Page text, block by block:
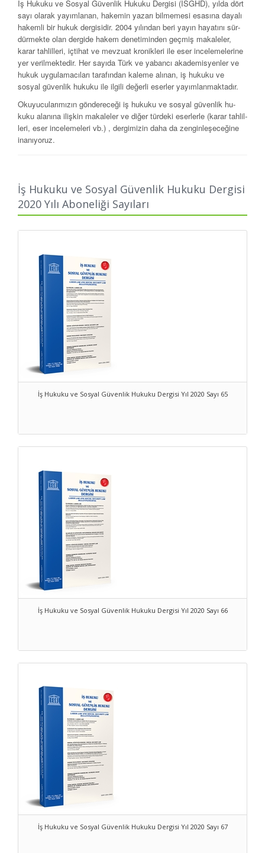
İş Hukuku ve Sosyal Güvenlik Hukuku Dergisi (İSGHD), yılda dört
sayı olarak yayımlanan, hakemin yazarı bilmemesi esasına da­yalı
hakemli bir hukuk dergisidir. 2004 yılından beri yayın hayatını sür­
dürmekte olan dergide hakem denetiminden geçmiş makaleler,
karar tahlilleri, içtihat ve mevzuat kronikleri ile eser incelemelerine
yer veril­mektedir. Her sayıda Türk ve yabancı akademisyenler ve
hukuk uygu­lamacıları tarafından kaleme alınan, iş hukuku ve
sosyal güvenlik hu­kuku ile ilgili değerli eserler yayımlanmaktadır.
Okuyucularımızın göndereceği iş hukuku ve sosyal güvenlik hu­
kuku alanına ilişkin makaleler ve diğer türdeki eserlerle (karar tahlil­
leri, eser incelemeleri vb.) , dergimizin daha da zenginleşeceğine
inanı­yoruz.
peer-reviewed
academic law journal published regularly three four a
year, concentrating on issues of civil procedure, enforcement and
insolvency law and considers for publication articles, case notes
reviews. It has been in publication since 2004. Each issue
law bulletin/journal, authored by scholars and practitioners around
the globe.
We welcome your contributions in the form of articles, notes,
comments or reviews on topics reflecting a broad range of
perspectives on labor law and social security law bulletin/journal;
with your contributions and support our journal will progress.
İş Hukuku ve Sosyal Güvenlik Hukuku Dergisi
2020 Yılı Aboneliği Sayıları
İş Hukuku ve Sosyal Güvenlik Hukuku Dergisi Yıl 2020 Sayı 65
İş Hukuku ve Sosyal Güvenlik Hukuku Dergisi Yıl 2020 Sayı 66
İş Hukuku ve Sosyal Güvenlik Hukuku Dergisi Yıl 2020 Sayı 67